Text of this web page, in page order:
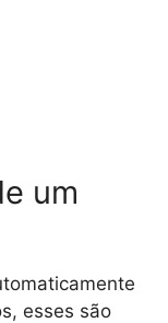
um
esses são